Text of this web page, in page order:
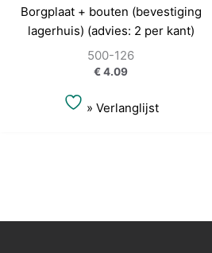
Borgplaat + bouten (bevestiging
lagerhuis) (advies: 2 per kant)
500-126
€4.09
» Verlanglijst